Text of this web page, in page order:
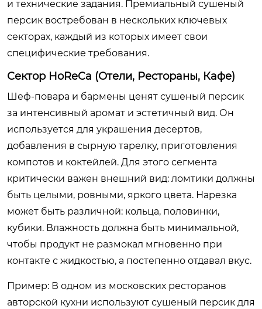
и технические задания. Премиальный сушеный
персик востребован в нескольких ключевых
секторах, каждый из которых имеет свои
специфические требования.
Сектор HoReCa (Отели, Рестораны, Кафе)
Шеф-повара и бармены ценят сушеный персик
за интенсивный аромат и эстетичный вид. Он
используется для украшения десертов,
добавления в сырную тарелку, приготовления
компотов и коктейлей. Для этого сегмента
критически важен внешний вид: ломтики должны
быть целыми, ровными, яркого цвета. Нарезка
может быть различной: кольца, половинки,
кубики. Влажность должна быть минимальной,
чтобы продукт не размокал мгновенно при
контакте с жидкостью, а постепенно отдавал вкус.
Пример: В одном из московских ресторанов
авторской кухни используют сушеный персик для